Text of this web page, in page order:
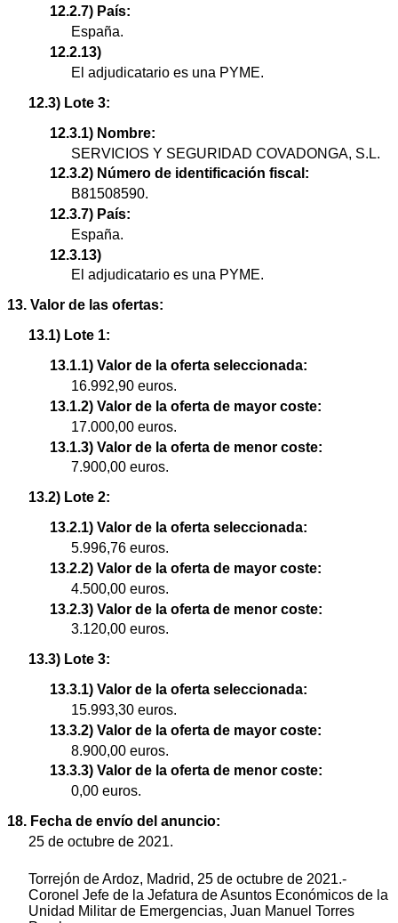
12.2.7) País:
España.
12.2.13)
El adjudicatario es una PYME.
12.3) Lote 3:
12.3.1) Nombre:
SERVICIOS Y SEGURIDAD COVADONGA, S.L.
12.3.2) Número de identificación fiscal:
B81508590.
12.3.7) País:
España.
12.3.13)
El adjudicatario es una PYME.
13. Valor de las ofertas:
13.1) Lote 1:
13.1.1) Valor de la oferta seleccionada:
16.992,90 euros.
13.1.2) Valor de la oferta de mayor coste:
17.000,00 euros.
13.1.3) Valor de la oferta de menor coste:
7.900,00 euros.
13.2) Lote 2:
13.2.1) Valor de la oferta seleccionada:
5.996,76 euros.
13.2.2) Valor de la oferta de mayor coste:
4.500,00 euros.
13.2.3) Valor de la oferta de menor coste:
3.120,00 euros.
13.3) Lote 3:
13.3.1) Valor de la oferta seleccionada:
15.993,30 euros.
13.3.2) Valor de la oferta de mayor coste:
8.900,00 euros.
13.3.3) Valor de la oferta de menor coste:
0,00 euros.
18. Fecha de envío del anuncio:
25 de octubre de 2021.
Torrejón de Ardoz, Madrid, 25 de octubre de 2021.-
Coronel Jefe de la Jefatura de Asuntos Económicos de la
Unidad Militar de Emergencias, Juan Manuel Torres